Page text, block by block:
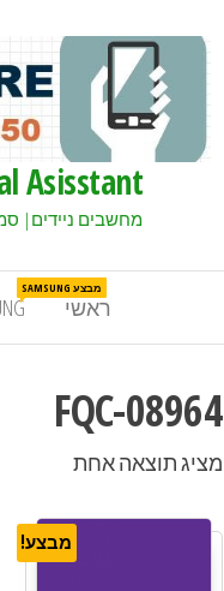
Asisstant
מחשבים ניידים|
ראשי
מבצע SAMSUNG
FQC-08964
מציג תוצאה אחת
מבצע!